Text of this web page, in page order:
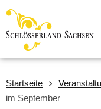
Startseite
im September